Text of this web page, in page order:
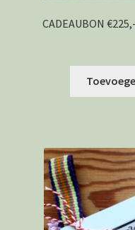
CADEAUBON